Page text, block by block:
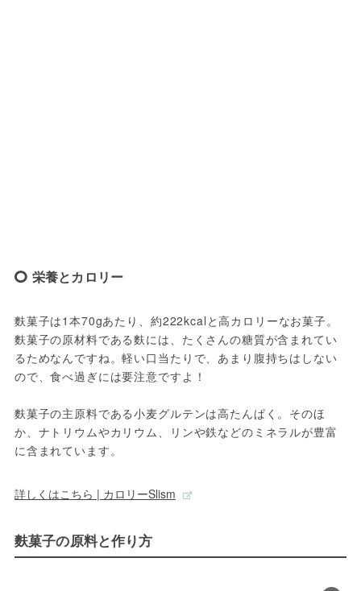
栄養とカロリー
麩菓子は1本70gあたり、約222kcalと高カロリーなお菓子。
麩菓子の原材料である麩には、たくさんの糖質が含まれてい
るためなんですね。軽い口当たりで、あまり腹持ちはしない
ので、食べ過ぎには要注意ですよ！
麩菓子の主原料である小麦グルテンは高たんぱく。そのほ
か、ナトリウムやカリウム、リンや鉄などのミネラルが豊富
に含まれています。
詳しくはこちら | カロリーSlism
麩菓子の原料と作り方